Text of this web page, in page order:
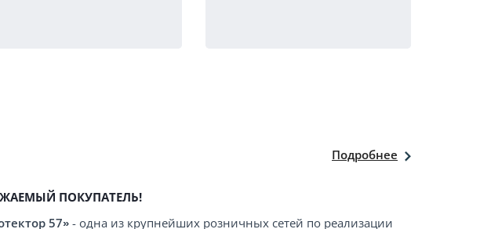
Подробнее
ПОКУПАТЕЛЬ!
57» - одна из крупнейших розничных сетей по реализации